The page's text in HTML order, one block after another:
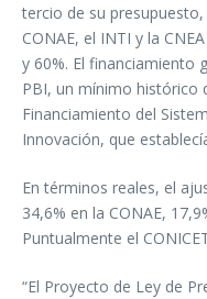
tercio de su
CONAE, el INTI y la
y 60%. El financiamiento
PBI, un mínimo histórico
Financiamiento del
Innovación, que
En términos reales, el
34,6% en la CONAE,
Puntualmente el
“El Proyecto de Ley de